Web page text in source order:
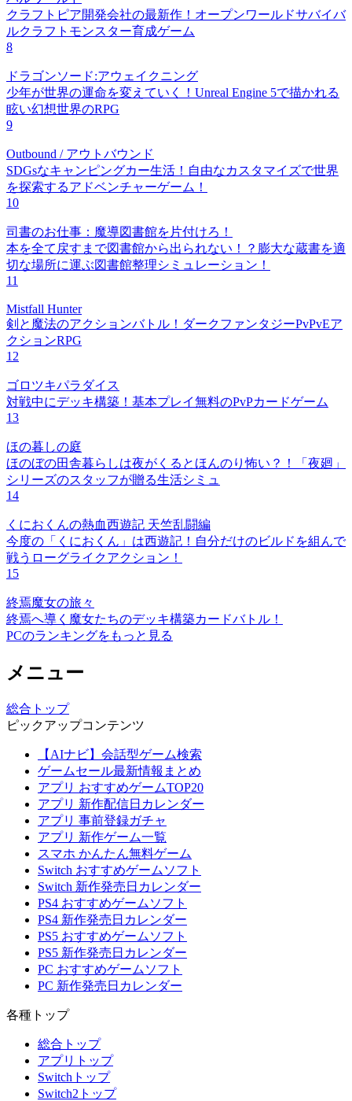
クラフトピア開発会社の最新作！オープンワールドサバイバ
ルクラフトモンスター育成ゲーム
8
ドラゴンソード:アウェイクニング
少年が世界の運命を変えていく！Unreal Engine 5で描かれる
眩い幻想世界のRPG
9
Outbound / アウトバウンド
SDGsなキャンピングカー生活！自由なカスタマイズで世界
を探索するアドベンチャーゲーム！
10
司書のお仕事：魔導図書館を片付けろ！
本を全て戻すまで図書館から出られない！？膨大な蔵書を適
切な場所に運ぶ図書館整理シミュレーション！
11
Mistfall Hunter
剣と魔法のアクションバトル！ダークファンタジーPvPvEア
クションRPG
12
ゴロツキパラダイス
対戦中にデッキ構築！基本プレイ無料のPvPカードゲーム
13
ほの暮しの庭
ほのぼの田舎暮らしは夜がくるとほんのり怖い？！「夜廻」
シリーズのスタッフが贈る生活シミュ
14
くにおくんの熱血西遊記 天竺乱闘編
今度の「くにおくん」は西遊記！自分だけのビルドを組んで
戦うローグライクアクション！
15
終焉魔女の旅々
終焉へ導く魔女たちのデッキ構築カードバトル！
PCのランキングをもっと見る
メニュー
総合トップ
ピックアップコンテンツ
【AIナビ】会話型ゲーム検索
ゲームセール最新情報まとめ
アプリ おすすめゲームTOP20
アプリ 新作配信日カレンダー
アプリ 事前登録ガチャ
アプリ 新作ゲーム一覧
スマホ かんたん無料ゲーム
Switch おすすめゲームソフト
Switch 新作発売日カレンダー
PS4 おすすめゲームソフト
PS4 新作発売日カレンダー
PS5 おすすめゲームソフト
PS5 新作発売日カレンダー
PC おすすめゲームソフト
PC 新作発売日カレンダー
各種トップ
総合トップ
アプリトップ
Switchトップ
Switch2トップ